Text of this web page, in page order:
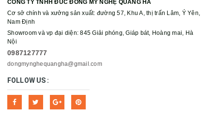
CÔNG TY TNHH ĐÚC ĐỒNG MỸ NGHỆ QUANG HÀ
Cơ sở chính và xưởng sản xuất: đường 57, Khu A, thị trấn Lâm, Ý Yên,
Nam Định
Showroom và vp đại diện: 845 Giải phóng, Giáp bát, Hoàng mai, Hà
Nội
0987127777
dongmynghequangha@gmail.com
FOLLOW US :